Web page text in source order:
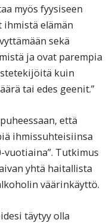
myös fyysiseen
ihmistä elämän
sekä
ja ovat parempia
kuin
tai edes geenit.”
että
ihmissuhteisiinsa
Tutkimus
yhtä haitallista
väärinkäyttö.
täytyy olla